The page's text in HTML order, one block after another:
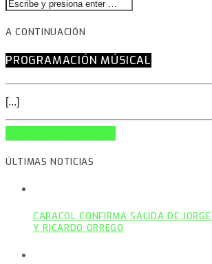
A CONTINUACIÓN
PROGRAMACIÓN MÚSICAL
[...]
ÚLTIMAS NOTICIAS
CARACOL CONFIRMA SALIDA DE
Y RICARDO ORREGO